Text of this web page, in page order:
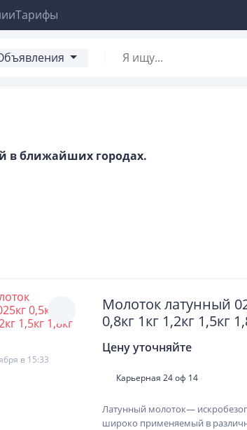
Тарифы
в ближайших городах.
в 15:33
Молоток латунный
0,8кг 1кг 1,2кг 1,5кг
Цену уточняйте
Карьерная 24 оф 14
Латунный молоток—
широко применяемый в